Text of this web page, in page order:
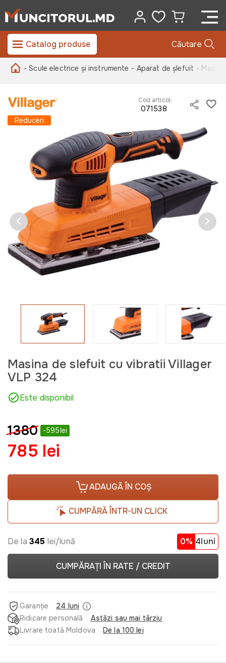
Catalog produse Căutare
- Scule electrice și instrumente - Aparat de șlefuit -
Cod articol:
071538
Reduceri
Masina de slefuit cu vibratii Villager
VLP 324
Este disponibil
1380 -595lei
785 lei
ADAUGĂ ÎN COȘ
CUMPĂRĂ ÎNTR-UN CLICK
De la 345 lei/lună 0% 4luni
CUMPĂRAȚI ÎN RATE / CREDIT
Garanție
24 luni
Ridicare personală
Astăzi sau mai târziu
Livrare toată Moldova
De la 100 lei